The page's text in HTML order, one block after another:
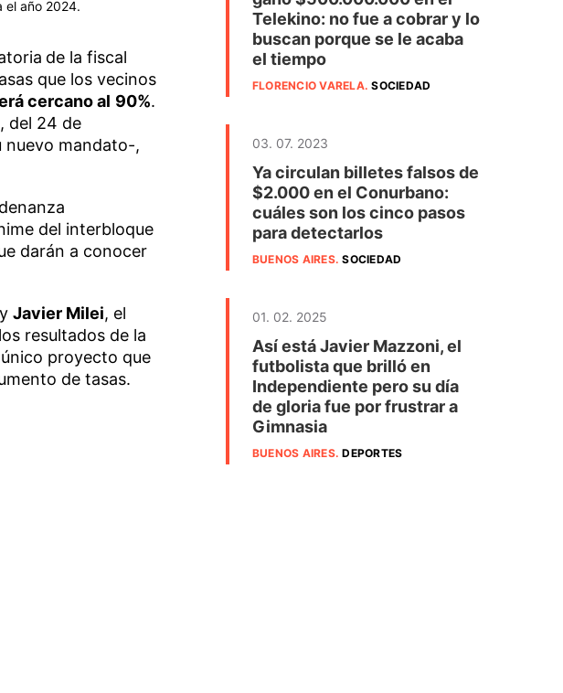
el año 2024.
de la fiscal
que los vecinos
cercano al 90%.
, del 24 de
nuevo mandato-,
del interbloque
darán a conocer
Javier Milei, el
resultados de la
proyecto que
de tasas.
Telekino: no fue a cobrar y lo
buscan porque se le acaba
el tiempo
FLORENCIO VARELA.SOCIEDAD
03. 07. 2023
Ya circulan billetes falsos de
$2.000 en el Conurbano:
cuáles son los cinco pasos
para detectarlos
BUENOS AIRES.SOCIEDAD
01. 02. 2025
Así está Javier Mazzoni, el
futbolista que brilló en
Independiente pero su día
de gloria fue por frustrar a
Gimnasia
BUENOS AIRES.DEPORTES